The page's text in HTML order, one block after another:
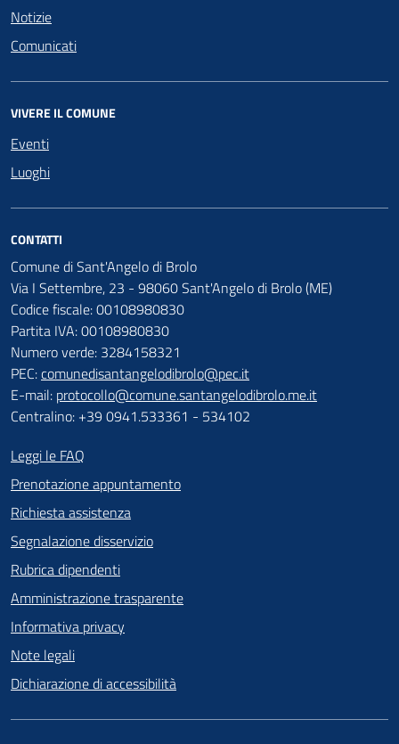
Notizie
Comunicati
VIVERE IL COMUNE
Eventi
Luoghi
CONTATTI
Comune di Sant'Angelo di Brolo
Via I Settembre, 23 - 98060 Sant'Angelo di Brolo (ME)
Codice fiscale: 00108980830
Partita IVA: 00108980830
Numero verde: 3284158321
PEC:comunedisantangelodibrolo@pec.it
E-mail: protocollo@comune.santangelodibrolo.me.it
Centralino: +39 0941.533361 - 534102
Leggi le FAQ
Prenotazione appuntamento
Richiesta assistenza
Segnalazione disservizio
Rubrica dipendenti
Amministrazione trasparente
Informativa privacy
Note legali
Dichiarazione di accessibilità